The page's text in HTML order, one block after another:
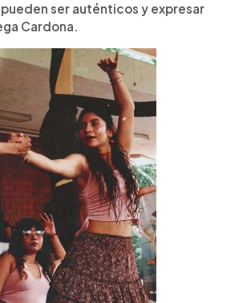
ser auténticos y expresar
Cardona.